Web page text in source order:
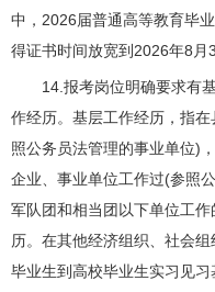
中，2026届普通高等教育毕
得证书时间放宽到2026年8月
14.报考岗位明确要求有基
作经历。基层工作经历，指
照公务员法管理的事业单位)
企业、事业单位工作过(参照
军队团和相当团以下单位工
历。在其他经济组织、社会
毕业生到高校毕业生实习见